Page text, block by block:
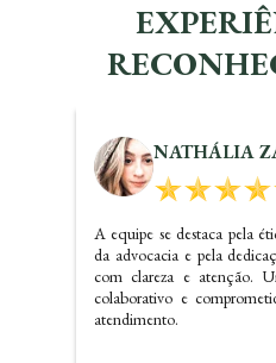
KALINE
Dr. Carlos realizou um
questões imobiliárias,
escritório e precisando
mesmo.